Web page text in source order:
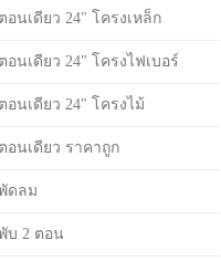
อนเดียว 24" โครงเหล็ก
อนเดียว 24" โครงไฟเบอร์
อนเดียว 24" โครงไม้
อนเดียว ราคาถูก
ดลม
บ 2 ตอน